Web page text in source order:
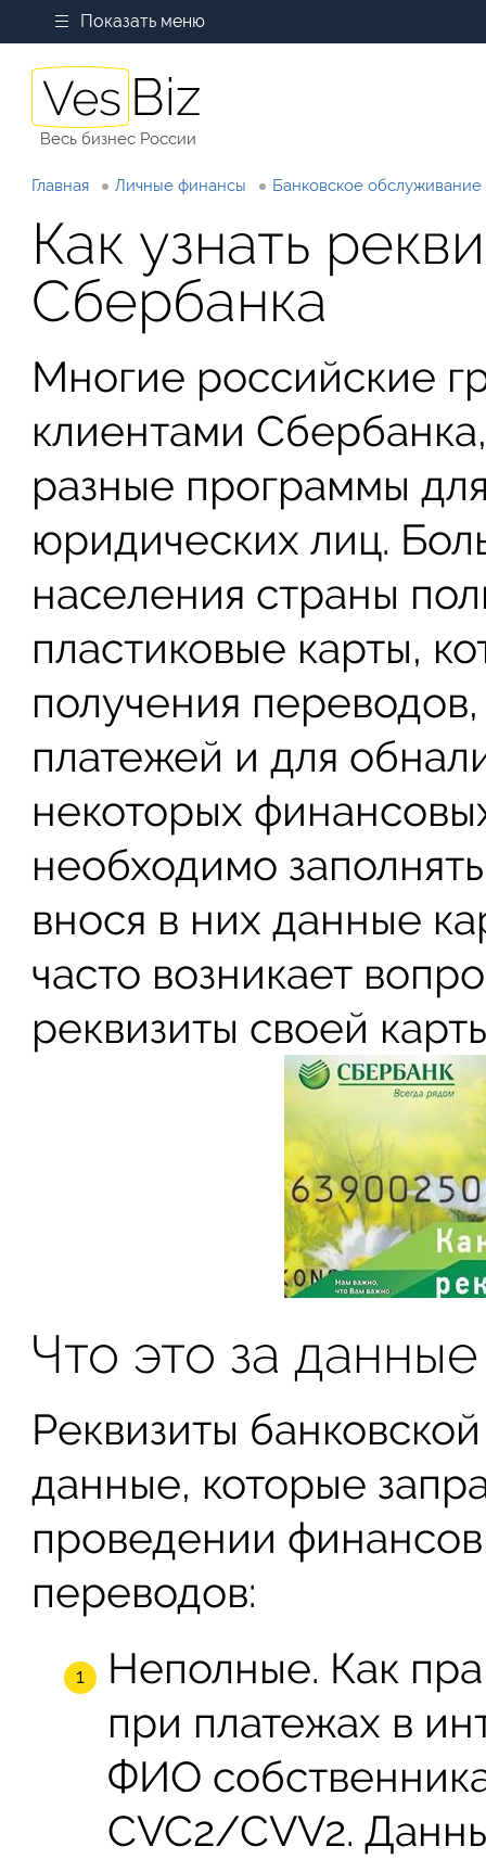
Показать меню
Весь бизнес России
Главная Личные финансы Банковское обслуживание
Как узнать
Сбербанка
Многие российские
клиентами
разные программы
юридических лиц.
населения страны
пластиковые карты,
получения
платежей и для
некоторых
необходимо
внося в них данные
часто возникает
реквизиты своей
Что это за данные
Реквизиты
данные, которые
проведении
переводов:
Неполные. Как
при платежах в
ФИО
CVC2/CVV2.